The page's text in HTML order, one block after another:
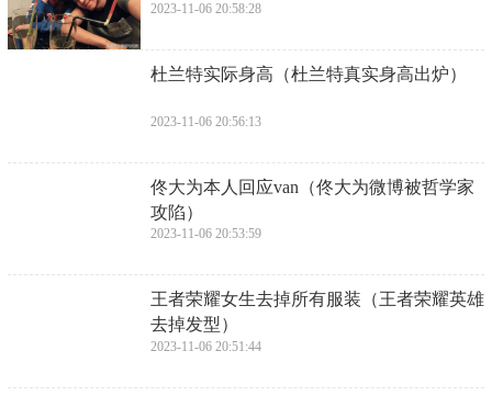
2023-11-06 20:58:28
​杜兰特实际身高（杜兰特真实身高出炉）
2023-11-06 20:56:13
​佟大为本人回应van（佟大为微博被哲学家
攻陷）
2023-11-06 20:53:59
​王者荣耀女生去掉所有服装（王者荣耀英雄
去掉发型）
2023-11-06 20:51:44